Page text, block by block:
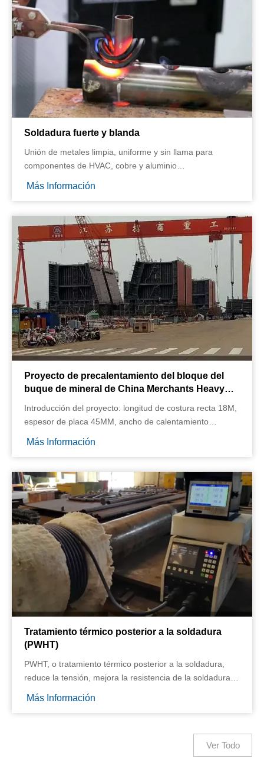
Soldadura fuerte y blanda
Unión de metales limpia, uniforme y sin llama para
componentes de HVAC, cobre y aluminio
con soplete, la inducción proporciona calor localizado y
preciso en el área de unión, lo que la hace ideal para
aplicaciones en sistemas HVAC, tuberías de cobre,
contactos eléctricos y piezas de aluminio automotriz.
Nuestras máquinas de calentamiento por inducción
garantizan uniones repetibles y de alta calidad con
tiempos de ciclo más rápidos y mayor seguridad, todo sin
llama abierta.
Más Información
Proyecto de precalentamiento del bloque del
buque de mineral de China Merchants Heavy
Introducción del proyecto: longitud de costura recta 18M,
espesor de placa 45MM, ancho de calentamiento
18M de longitud.
Equipo utilizado: CR2000-080B-14TF2
Más Información
Tratamiento térmico posterior a la soldadura
(PWHT)
PWHT, o tratamiento térmico posterior a la soldadura,
reduce la tensión, mejora la resistencia de la soldadura y
Más Información
Ver Todo